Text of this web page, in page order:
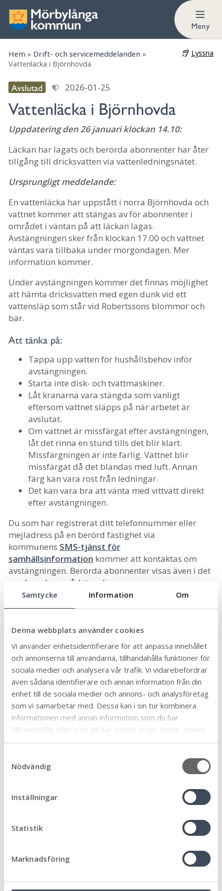
Samtycke Information Om
Denna webbplats använder cookies
Vi använder enhetsidentifierare för att anpassa innehållet
och annonserna till användarna, tillhandahålla funktioner för
sociala medier och analysera vår trafik. Vi vidarebefordrar
även sådana identifierare och annan information från din
enhet till de sociala medier och annons- och analysföretag
som vi samarbetar med. Dessa kan i sin tur kombinera
informationen med annan information som du har
tillhandahållit eller som de har samlat in när du har använt
deras tjänster.
Nödvändig
Inställningar
Statistik
Marknadsföring
Meny
Hem » Drift- och servicemeddelanden »
Vattenläcka i Björnhovda
Lyssna
Avslutad 2026-01-25
Vattenläcka i Björnhovda
Uppdatering den 26 januari klockan 14.10:
Läckan har lagats och berörda abonnenter har åter
tillgång till dricksvatten via vattenledningsnätet.
Ursprungligt meddelande:
En vattenläcka har uppstått i norra Björnhovda och
vattnet kommer att stängas av för abonnenter i
området i väntan på att läckan lagas.
Avstängningen sker från klockan 17.00 och vattnet
väntas vara tillbaka under morgondagen. Mer
information kommer.
Under avstängningen kommer det finnas möjlighet
att hämta dricksvatten med egen dunk vid ett
vattensläp som står vid Robertssons blommor och
bär.
Att tänka på:
Tappa upp vatten för hushållsbehov inför
avstängningen.
Starta inte disk- och tvättmaskiner.
Låt kranarna vara stängda som vanligt
eftersom vattnet släpps på när arbetet är
avslutat.
Om vattnet är missfärgat efter avstängningen,
låt det rinna en stund tills det blir klart.
Missfärgningen är inte farlig. Vattnet blir
missfärgat då det blandas med luft. Annan
färg kan vara rost från ledningar.
Det kan vara bra att vänta med vittvätt direkt
efter avstängningen.
Du som har registrerat ditt telefonnummer eller
mejladress på en berörd fastighet via
kommunens SMS-tjänst för
samhällsinformation kommer att kontaktas om
avstängningen. Berörda abonnenter visas även i det
markerade området nedan.